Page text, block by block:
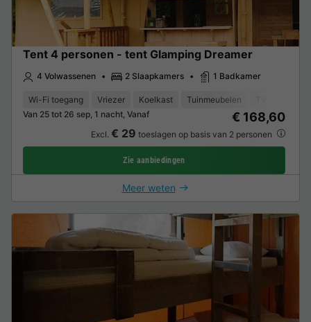
Tent 4 personen - tent Glamping Dreamer
4 Volwassenen 2 Slaapkamers 1 Badkamer
Wi-Fi toegang Vriezer Koelkast Tuinmeubelen
Van 25 tot 26 sep, 1 nacht, Vanaf
€ 168,60
Excl. € 29 toeslagen op basis van 2 personen
Zie aanbiedingen
Meer weten